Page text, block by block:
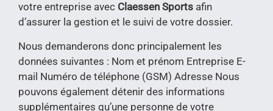
votre entreprise avec Claessen Sports afin
d’assurer la gestion et le suivi de votre dossier.
Nous demanderons donc principalement les
données suivantes : Nom et prénom Entreprise E-
mail Numéro de téléphone (GSM) Adresse Nous
pouvons également détenir des informations
supplémentaires qu’une personne de votre